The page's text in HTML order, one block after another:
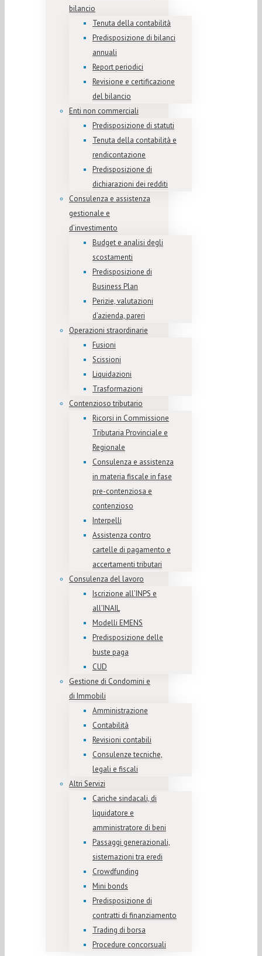
bilancio
Tenuta della contabilità
Predisposizione di bilanci
annuali
Report periodici
Revisione e certificazione
del bilancio
Enti non commerciali
Predisposizione di statuti
Tenuta della contabilità e
rendicontazione
Predisposizione di
dichiarazioni dei redditi
Consulenza e assistenza
gestionale e
d’investimento
Budget e analisi degli
scostamenti
Predisposizione di
Business Plan
Perizie, valutazioni
d’azienda, pareri
Operazioni straordinarie
Fusioni
Scissioni
Liquidazioni
Trasformazioni
Contenzioso tributario
Ricorsi in Commissione
Tributaria Provinciale e
Regionale
Consulenza e assistenza
in materia fiscale in fase
pre-contenziosa e
contenzioso
Interpelli
Assistenza contro
cartelle di pagamento e
accertamenti tributari
Consulenza del lavoro
Iscrizione all’INPS e
all’INAIL
Modelli EMENS
Predisposizione delle
buste paga
CUD
Gestione di Condomini e
di Immobili
Amministrazione
Contabilità
Revisioni contabili
Consulenze tecniche,
legali e fiscali
Altri Servizi
Cariche sindacali, di
liquidatore e
amministratore di beni
Passaggi generazionali,
sistemazioni tra eredi
Crowdfunding
Mini bonds
Predisposizione di
contratti di finanziamento
Trading di borsa
Procedure concorsuali